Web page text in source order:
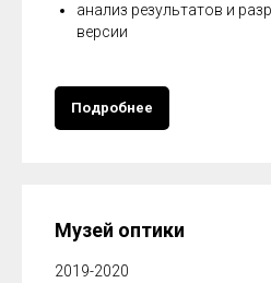
анализ результатов и
версии
Подробнее
Музей оптики
2019-2020